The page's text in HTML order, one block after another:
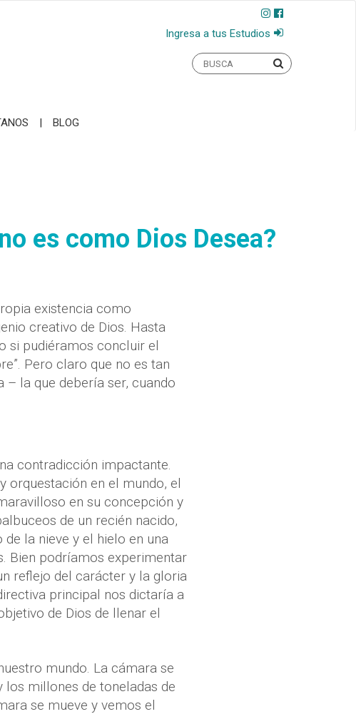
Ingresa a tus Estudios
BLOG
es como Dios Desea?
existencia como
creativo de Dios. Hasta
si pudiéramos concluir el
Pero claro que no es tan
la que debería ser, cuando
contradicción impactante.
orquestación en el mundo, el
en su concepción y
de un recién nacido,
la nieve y el hielo en una
Bien podríamos experimentar
reflejo del carácter y la gloria
principal nos dictaría a
de Dios de llenar el
mundo. La cámara se
los millones de toneladas de
se mueve y vemos el